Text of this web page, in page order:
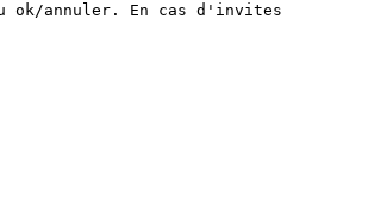
ok/annuler. En cas d'invites